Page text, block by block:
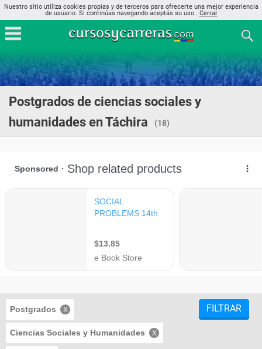
Nuestro sitio utiliza cookies propias y de terceros para ofrecerte una mejor experiencia
de usuario. Si continúas navegando aceptás su uso.. Cerrar
Postgrados de ciencias sociales y
humanidades en Táchira
(18)
Postgrados
Ciencias Sociales y Humanidades
FILTRAR